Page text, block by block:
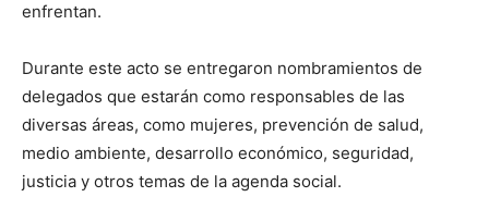
enfrentan.
Durante este acto se entregaron nombramientos de
delegados que estarán como responsables de las
diversas áreas, como mujeres, prevención de salud,
medio ambiente, desarrollo económico, seguridad,
justicia y otros temas de la agenda social.